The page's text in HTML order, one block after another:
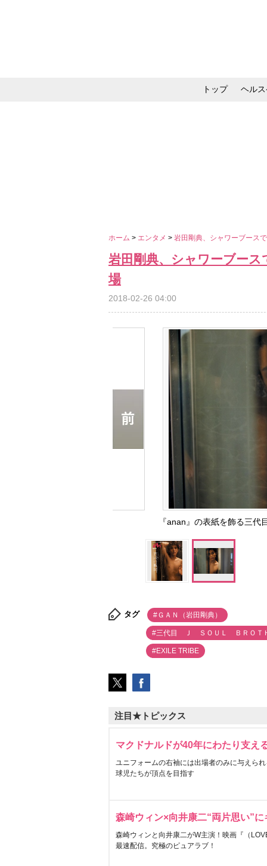
トップ ヘル
ホーム > エンタメ > 田剛典、シャワーブース
田剛典、シャワーブース
場
2018-02-26 04:00
『anan』の表紙を飾る三
タグ #ＧＡＮ（岩田剛典）
#三代目 Ｊ ＳＯＵＬ ＢＲＯＴ
#EXILE TRIBE
注目★トピックス
マクドナルドが40年にわたり支え
ユニフォームの右袖には出場者のみに与えら
球児たちが頂点を目指す
森崎ウィン×向井康二“両片思い”
森崎ウィンと向井康二がW主演！映画『（
最速配信。究極のピュアラブ！